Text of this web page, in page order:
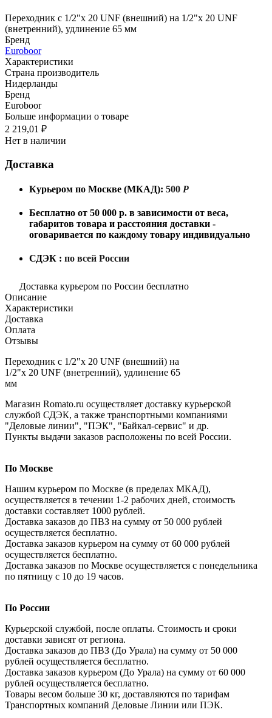
Переходник с 1/2"х 20 UNF (внешний) на 1/2"х 20 UNF
(внетренний), удлинение 65 мм
Бренд
Euroboor
Характеристики
Страна производитель
Нидерланды
Бренд
Euroboor
Больше информации о товаре
2 219,01 ₽
Нет в наличии
Доставка
Курьером по Москве (МКАД): 500 Р
Бесплатно от 50 000 р. в зависимости от веса,
габаритов товара и расстояния доставки -
оговаривается по каждому товару индивидуально
СДЭК : по всей России
Доставка курьером по России бесплатно
Описание
Характеристики
Доставка
Оплата
Отзывы
Переходник с 1/2"х 20 UNF (внешний) на
1/2"х 20 UNF (внетренний), удлинение 65
мм
Магазин Romato.ru осуществляет доставку курьерской
службой СДЭК, а также транспортными компаниями
"Деловые линии", "ПЭК", "Байкал-сервис" и др.
Пункты выдачи заказов расположены по всей России.
По Москве
Нашим курьером по Москве (в пределах МКАД),
осуществляется в течении 1-2 рабочих дней, стоимость
доставки составляет 1000 рублей.
Доставка заказов до ПВЗ на сумму от 50 000 рублей
осуществляется бесплатно.
Доставка заказов курьером на сумму от 60 000 рублей
осуществляется бесплатно.
Доставка заказов по Москве осуществляется с понедельника
по пятницу с 10 до 19 часов.
По России
Курьерской службой, после оплаты. Стоимость и сроки
доставки зависят от региона.
Доставка заказов до ПВЗ (До Урала) на сумму от 50 000
рублей осуществляется бесплатно.
Доставка заказов курьером (До Урала) на сумму от 60 000
рублей осуществляется бесплатно.
Товары весом больше 30 кг, доставляются по тарифам
Транспортных компаний Деловые Линии или ПЭК.